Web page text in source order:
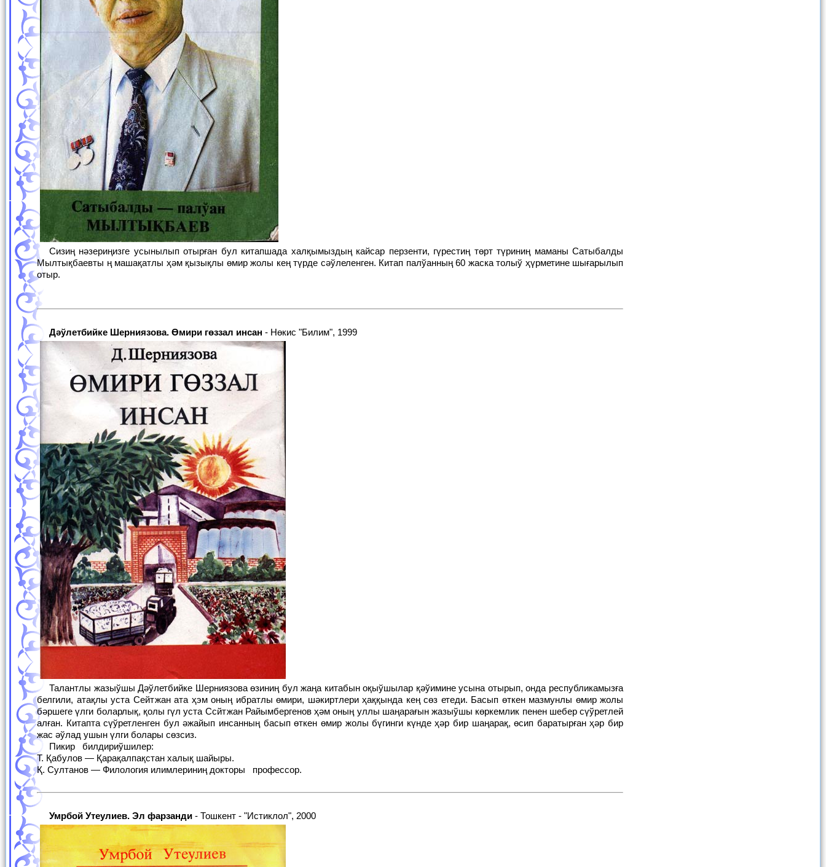
Сизиң нәзериңизге усынылып отырған бул китапшада халқымыздың кайсар перзенти, гүрестиң төрт түриниң маманы Сатыбалды
Мылтықбаевты ң машақатлы ҳәм қызықлы өмир жолы кең түрде сәўлеленген. Китап палўанның 60 жаска толыў ҳүрметине шығарылып
отыр.
Дәўлетбийке Шерниязова. Өмири гөззал инсан - Нөкис "Билим", 1999
Талантлы жазыўшы Дәўлетбийке Шерниязова өзиниң бул жаңа китабын оқыўшылар қәўимине усына отырып, онда республикамызға
белгили, атақлы уста Сейтжан ата ҳэм оның ибратлы өмири, шәкиртлери ҳаққында кең сөз етеди. Басып өткен мазмунлы өмир жолы
бәршеге үлги боларлық, қолы гүл уста Ссйтжан Райымбергенов ҳәм оның уллы шаңарағын жазыўшы көркемлик пенен шебер сүўретлей
алған. Китапта сүўретленген бул әжайып инсанның басып өткен өмир жолы бүгинги күнде ҳәр бир шаңарақ, өсип баратырған ҳәр бир
жас әўлад ушын үлги болары сөзсиз.
Пикир билдириўшилер:
Т. Қабулов — Қарақалпақстан халық шайыры.
Қ. Султанов — Филология илимлериниң докторы профессор.
Умрбой Утеулиев. Эл фарзанди - Тошкент - "Истиклол", 2000